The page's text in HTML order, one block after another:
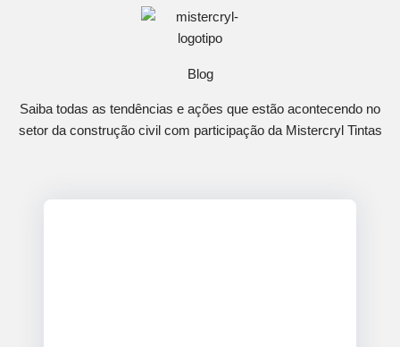
Blog
Saiba todas as tendências e ações que estão acontecendo no
setor da construção civil com participação da Mistercryl Tintas